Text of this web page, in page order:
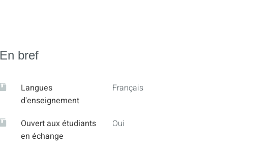
En bref
Langues
d'enseignement
Français
Ouvert aux étudiants
en échange
Oui